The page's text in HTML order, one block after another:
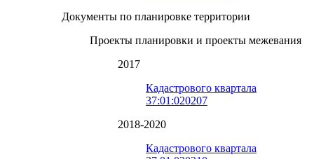
Документы по планировке территории
Проекты планировки и проекты межевания
2017
Кадастрового квартала
37:01:020207
2018-2020
Кадастрового квартала